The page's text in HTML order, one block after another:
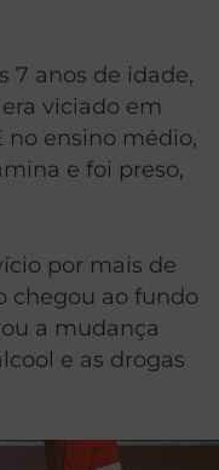
7 anos de idade,
viciado em
no ensino médio,
e foi preso,
por mais de
chegou ao fundo
a mudança
e as drogas